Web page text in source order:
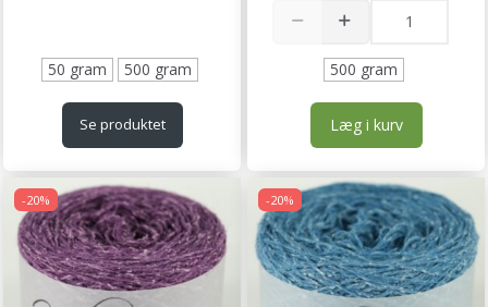
50 gram 500 gram
Se produktet
500 gram
Læg i kurv
-20% -20%